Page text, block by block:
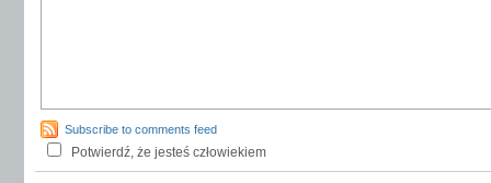
Subscribe to comments feed
Potwierdź, że jesteś człowiekiem